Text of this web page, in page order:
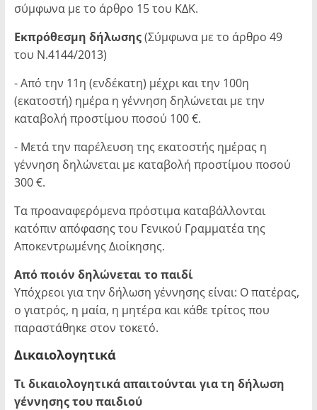
σύμφωνα με το άρθρο 15 του ΚΔΚ.
Εκπρόθεσμη δήλωσης(Σύμφωνα με το άρθρο 49
του Ν.4144/2013)
- Από την 11η (ενδέκατη) μέχρι και την 100η
(εκατοστή) ημέρα η γέννηση δηλώνεται με την
καταβολή προστίμου ποσού 100 €.
- Μετά την παρέλευση της εκατοστής ημέρας η
γέννηση δηλώνεται με καταβολή προστίμου ποσού
300 €.
Τα προαναφερόμενα πρόστιμα καταβάλλονται
κατόπιν απόφασης του Γενικού Γραμματέα της
Αποκεντρωμένης Διοίκησης.
Από ποιόν δηλώνεται το παιδί
Υπόχρεοι για την δήλωση γέννησης είναι: Ο πατέρας,
ο γιατρός, η μαία, η μητέρα και κάθε τρίτος που
παραστάθηκε στον τοκετό.
Δικαιολογητικά
Τι δικαιολογητικά απαιτούνται για τη δήλωση
γέννησης του παιδιού